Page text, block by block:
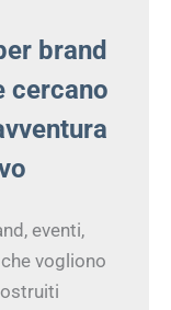
brand
cercano
eventi,
vogliono